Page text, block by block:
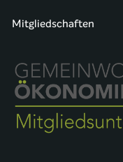
Mitgliedschaften